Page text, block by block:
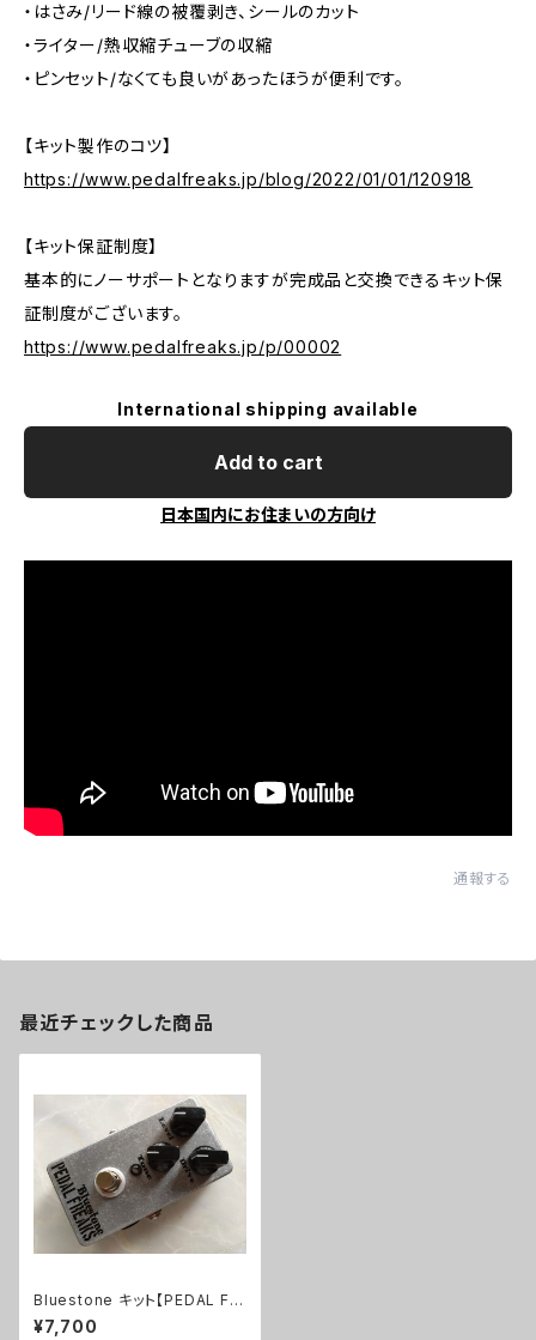
・はさみ/リード線の被覆剥き、シールのカット
・ライター/熱収縮チューブの収縮
・ピンセット/なくても良いがあったほうが便利です。
【キット製作のコツ】
https://www.pedalfreaks.jp/blog/2022/01/01/120918
【キット保証制度】
基本的にノーサポートとなりますが完成品と交換できるキット保
証制度がございます。
https://www.pedalfreaks.jp/p/00002
International shipping available
Add to cart
日本国内にお住まいの方向け
通報する
最近チェックした商品
Bluestone キット【PEDAL FR
EAKS】
¥7,700